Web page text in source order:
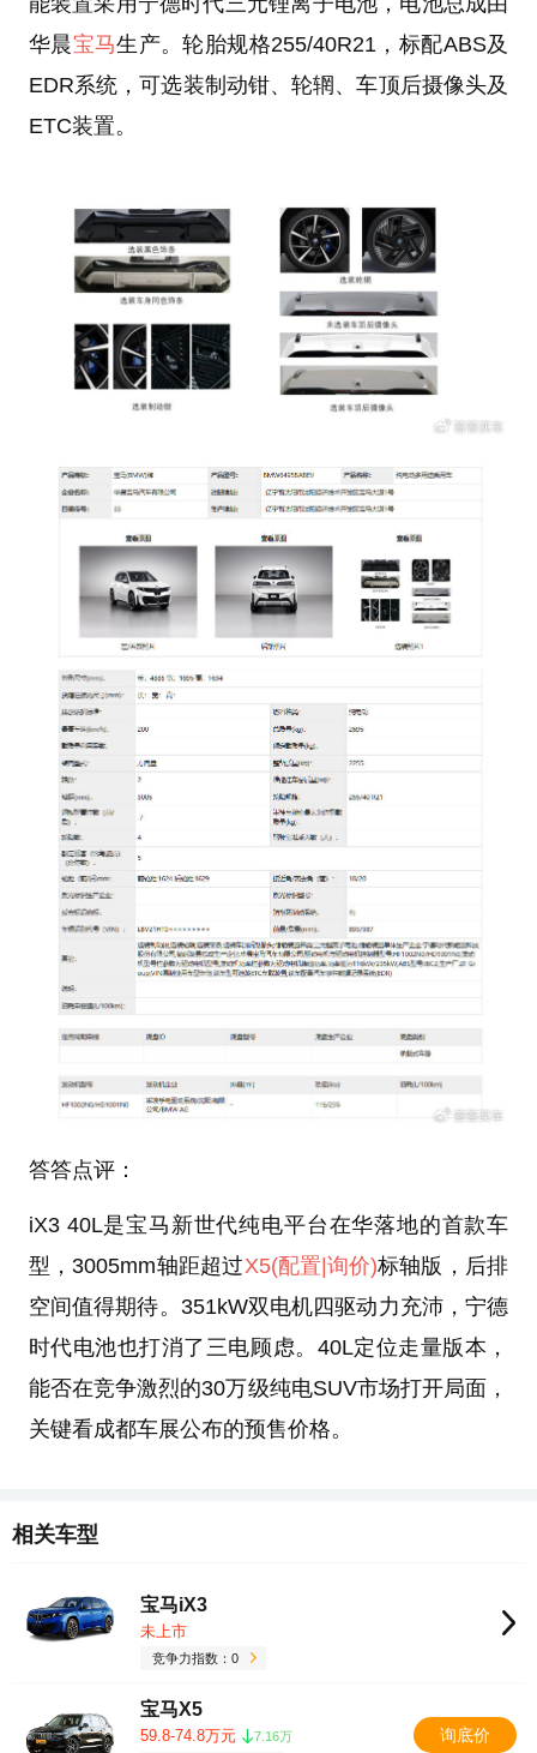
华晨宝马生产。轮胎规格255/40R21，标配ABS及
EDR系统，可选装制动钳、轮辋、车顶后摄像头及
ETC装置。
答答点评：
iX3 40L是宝马新世代纯电平台在华落地的首款车
型，3005mm轴距超过X5(配置|询价)标轴版，后排
空间值得期待。351kW双电机四驱动力充沛，宁德
时代电池也打消了三电顾虑。40L定位走量版本，
能否在竞争激烈的30万级纯电SUV市场打开局面，
关键看成都车展公布的预售价格。
相关车型
宝马iX3
未上市
竞争力指数：0
宝马X5
59.8-74.8万元 7.16万 询底价